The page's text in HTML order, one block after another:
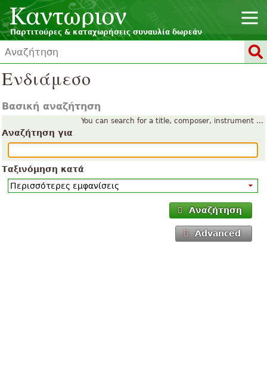
Παρτιτούρες & καταχωρήσεις συναυλία δωρεάν
Ενδιάμεσο
Βασική αναζήτηση
You can search for a title, composer, instrument ...
Αναζήτηση για
Ταξινόμηση κατά
Αναζήτηση
Advanced